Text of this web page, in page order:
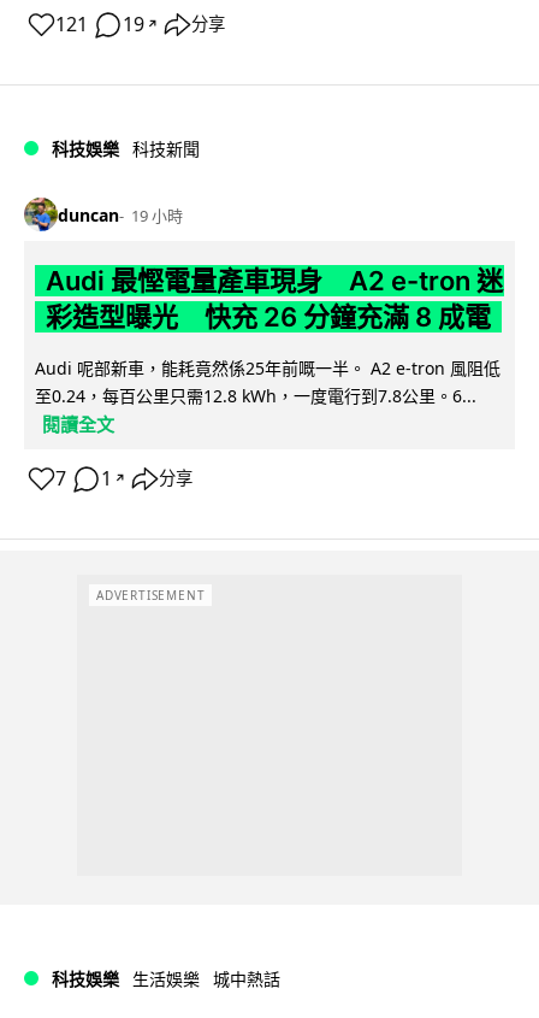
121 19 ↗ 分享
科技娛樂 科技新聞
duncan 19 小時
Audi 最慳電量產車現身 A2 e-tron 迷
彩造型曝光 快充 26 分鐘充滿 8 成電
Audi 呢部新車，能耗竟然係25年前嘅一半。 A2 e-tron 風阻低
至0.24，每百公里只需12.8 kWh，一度電行到7.8公里。6...
閱讀全文
7 1 ↗ 分享
ADVERTISEMENT
科技娛樂 生活娛樂 城中熱話